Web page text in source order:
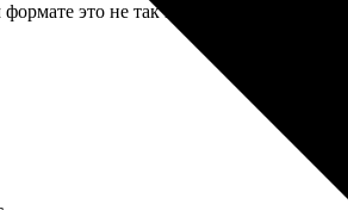
это не так заметно. Бабушка